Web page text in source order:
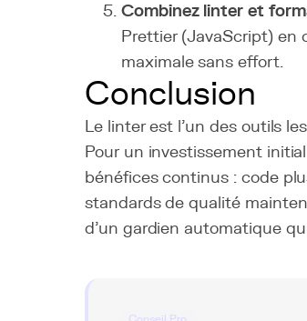
Combinez linter et
Prettier (JavaScript) en
maximale sans effort.
Conclusion
Le linter est l'un des outils
Pour un investissement
bénéfices continus : code
standards de qualité
d'un gardien automatique